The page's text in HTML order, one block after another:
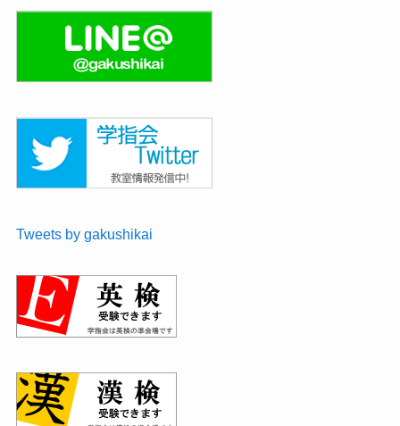
Tweets by gakushikai